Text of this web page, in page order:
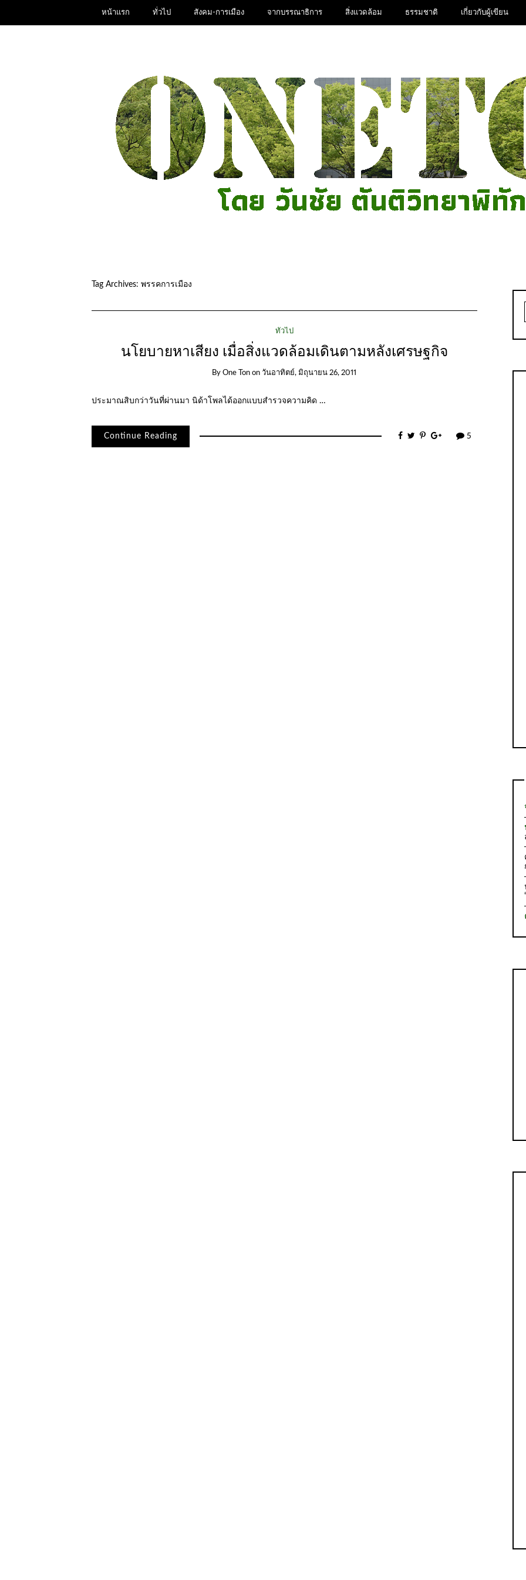
หน้าแรก ทั่วไป สังคม-การเมือง จากบรรณาธิการ สิ่งแวดล้อม ธรรมชาติ เกี่ยวกับผู้เขียน
Tag Archives: พรรคการเมือง
ทั่วไป
นโยบายหาเสียง เมื่อสิ่งแวดล้อมเดินตามหลังเศรษฐกิจ
ByOne Ton onวันอาทิตย์, มิถุนายน 26, 2011
ประมาณสิบกว่าวันที่ผ่านมา นิด้าโพลได้ออกแบบสำรวจความคิด …
Continue Reading 5